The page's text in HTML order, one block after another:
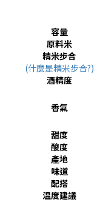
容量
原料米
精米步合
(什麼是精米步合?)
酒精度
香氣
甜度
酸度
產地
味道
配搭
温度建議